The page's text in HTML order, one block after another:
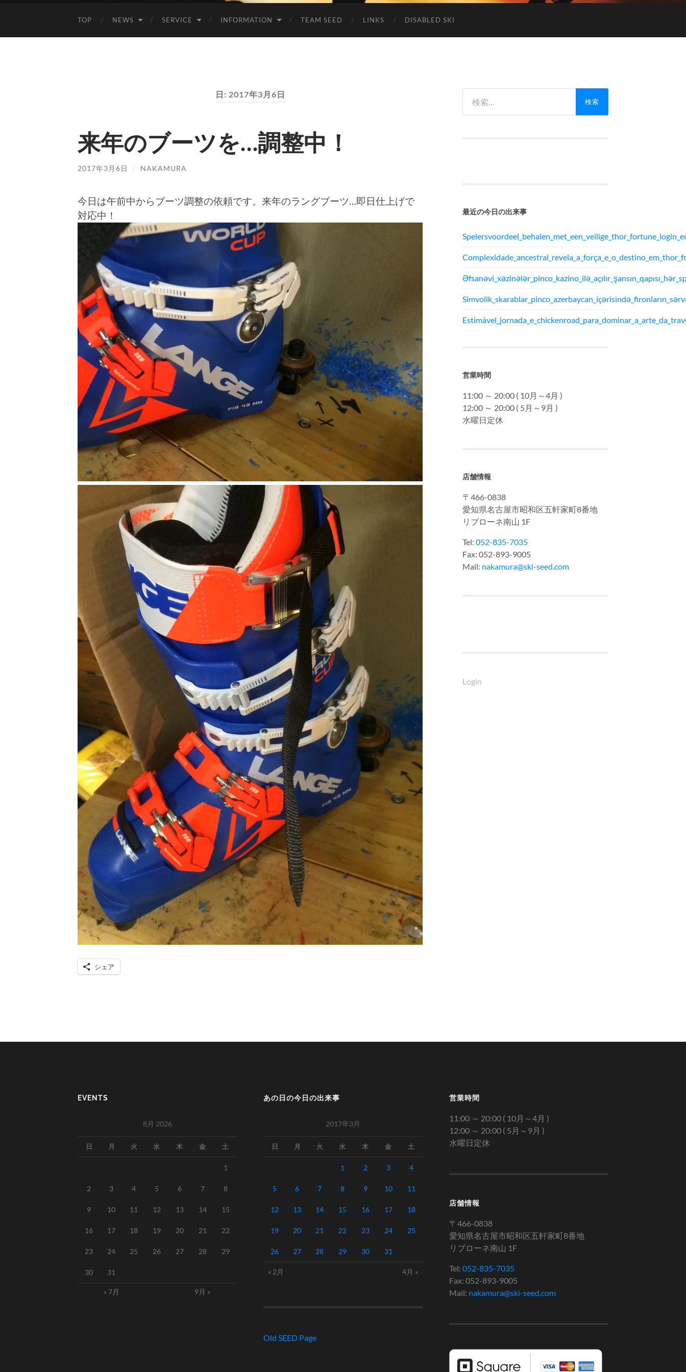
TOP NEWS SERVICE INFORMATION TEAM SEED LINKS DISABLED SKI
日: 2017年3月6日
来年のブーツを…調整中！
2017年3月6日 / NAKAMURA
今日は午前中からブーツ調整の依頼です。来年のラングブーツ…即日仕上げで
対応中！
シェア
最近の今日の出来事
営業時間
11:00 ～ 20:00 ( 10月～4月 )
12:00 ～ 20:00 ( 5月～9月 )
水曜日定休
店舗情報
〒466-0838
愛知県名古屋市昭和区五軒家町8番地
リブローネ南山 1F
Tel: 052-835-7035
Fax: 052-893-9005
Mail: nakamura@ski-seed.com
Login
EVENTS
8月 2026
日 月 火 水 木 金 土
1
2 3 4 5 6 7 8
9 10 11 12 13 14 15
16 17 18 19 20 21 22
23 24 25 26 27 28 29
30 31
« 7月 9月 »
あの日の今日の出来事
2017年3月
日 月 火 水 木 金 土
1 2 3 4
5 6 7 8 9 10 11
12 13 14 15 16 17 18
19 20 21 22 23 24 25
26 27 28 29 30 31
« 2月 4月 »
Old SEED Page
営業時間
11:00 ～ 20:00 ( 10月～4月 )
12:00 ～ 20:00 ( 5月～9月 )
水曜日定休
店舗情報
〒466-0838
愛知県名古屋市昭和区五軒家町8番地
リブローネ南山 1F
Tel: 052-835-7035
Fax: 052-893-9005
Mail: nakamura@ski-seed.com